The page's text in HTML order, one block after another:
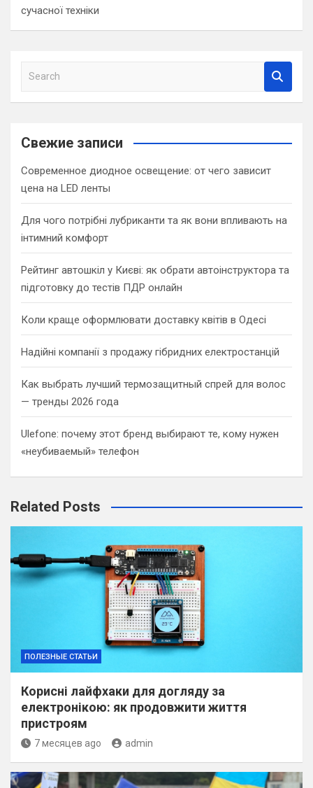
сучасної техніки
a
c
Свежие записи
Современное диодное освещение: от чего зависит
цена на LED ленты
Для чого потрібні лубриканти та як вони впливають на
інтимний комфорт
Рейтинг автошкіл у Києві: як обрати автоінструктора та
підготовку до тестів ПДР онлайн
Коли краще оформлювати доставку квітів в Одесі
Надійні компанії з продажу гібридних електростанцій
Как выбрать лучший термозащитный спрей для волос
— тренды 2026 года
Ulefone: почему этот бренд выбирают те, кому нужен
«неубиваемый» телефон
Related Posts
ПОЛЕЗНЫЕ СТАТЬИ
Корисні лайфхаки для догляду за
електронікою: як продовжити життя
пристроям
7 месяцев ago admin